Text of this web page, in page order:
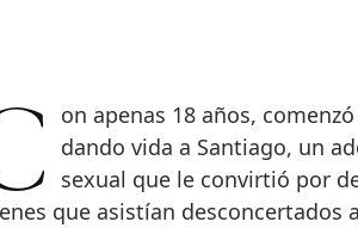
Con apenas 18 años,
dando vida a Santiago, un
sexual que le convirtió por
que asistían desconcertados